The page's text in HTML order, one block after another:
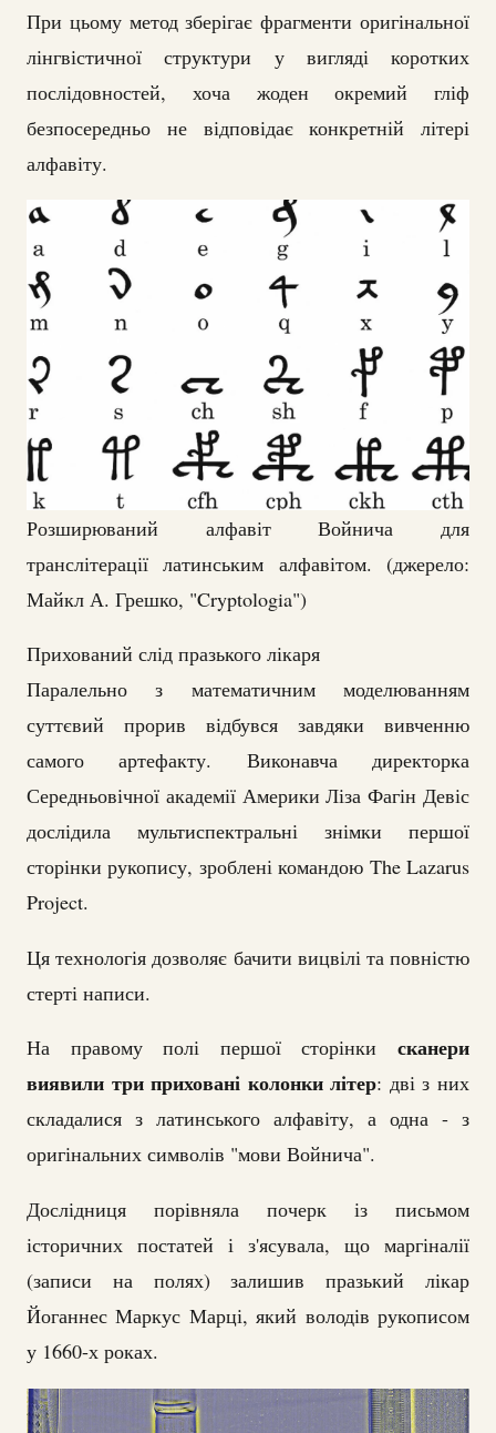
При цьому метод зберігає фрагменти оригінальної
лінгвістичної структури у вигляді коротких
послідовностей, хоча жоден окремий гліф
безпосередньо не відповідає конкретній літері
алфавіту.
Розширюваний алфавіт Войнича для
транслітерації латинським алфавітом. (джерело:
Майкл А. Грешко, "Cryptologia")
Прихований слід празького лікаря
Паралельно з математичним моделюванням
суттєвий прорив відбувся завдяки вивченню
самого артефакту. Виконавча директорка
Середньовічної академії Америки Ліза Фагін Девіс
дослідила мультиспектральні знімки першої
сторінки рукопису, зроблені командою The Lazarus
Project.
Ця технологія дозволяє бачити вицвілі та повністю
стерті написи.
На правому полі першої сторінки сканери
виявили три приховані колонки літер: дві з них
складалися з латинського алфавіту, а одна - з
оригінальних символів "мови Войнича".
Дослідниця порівняла почерк із письмом
історичних постатей і з'ясувала, що маргіналії
(записи на полях) залишив празький лікар
Йоганнес Маркус Марці, який володів рукописом
у 1660-х роках.